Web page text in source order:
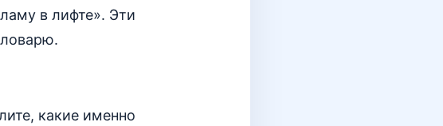
в лифте». Эти
какие именно